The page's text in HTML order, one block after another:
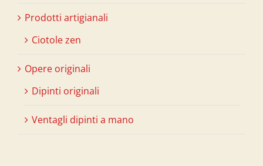
Prodotti artigianali
Ciotole zen
Opere originali
Dipinti originali
Ventagli dipinti a mano